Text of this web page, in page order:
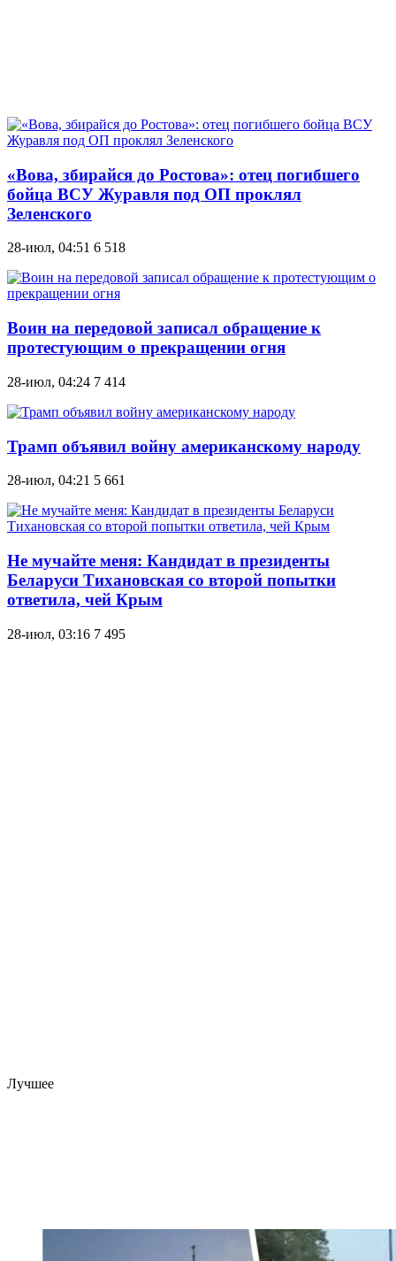
«Вова, збирайся до Ростова»: отец погибшего
бойца ВСУ Журавля под ОП проклял
Зеленского
28-июл, 04:51 6 518
Воин на передовой записал обращение к
протестующим о прекращении огня
28-июл, 04:24 7 414
Трамп объявил войну американскому народу
28-июл, 04:21 5 661
Не мучайте меня: Кандидат в президенты
Беларуси Тихановская со второй попытки
ответила, чей Крым
28-июл, 03:16 7 495
Лучшее